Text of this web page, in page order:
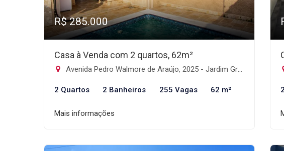
R$ 285.000
Casa à Venda com 2 quartos, 62m²
Avenida Pedro Walmore de Araújo, 2025 - Jardim Grandesp, Itanhaém-SP
2 Quartos 2 Banheiros 255 Vagas 62 m²
Mais informações